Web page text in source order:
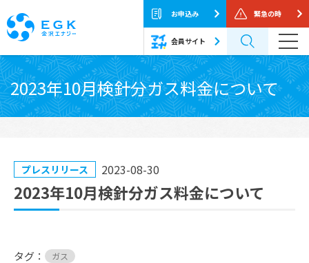
Skip
to
the
content
お申込み
会員サイト
緊急の時
2023年10月検針分ガス料金について
プレスリリース 2023-08-30
2023年10月検針分ガス料金について
タグ： ガス